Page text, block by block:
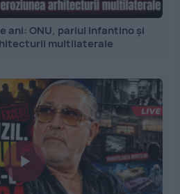
ani: ONU, pariul Infantino și
multilaterale